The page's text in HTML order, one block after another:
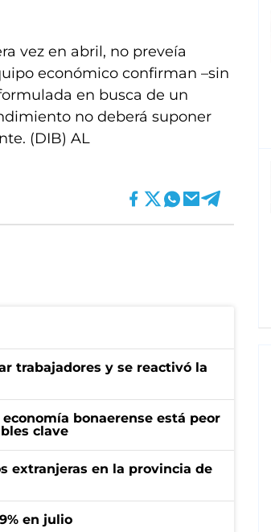
vez en abril, no preveía
económico confirman –sin
en busca de un
no deberá suponer
(DIB) AL
trabajadores y se reactivó la
bonaerense está peor
clave
extranjeras en la provincia de
en julio